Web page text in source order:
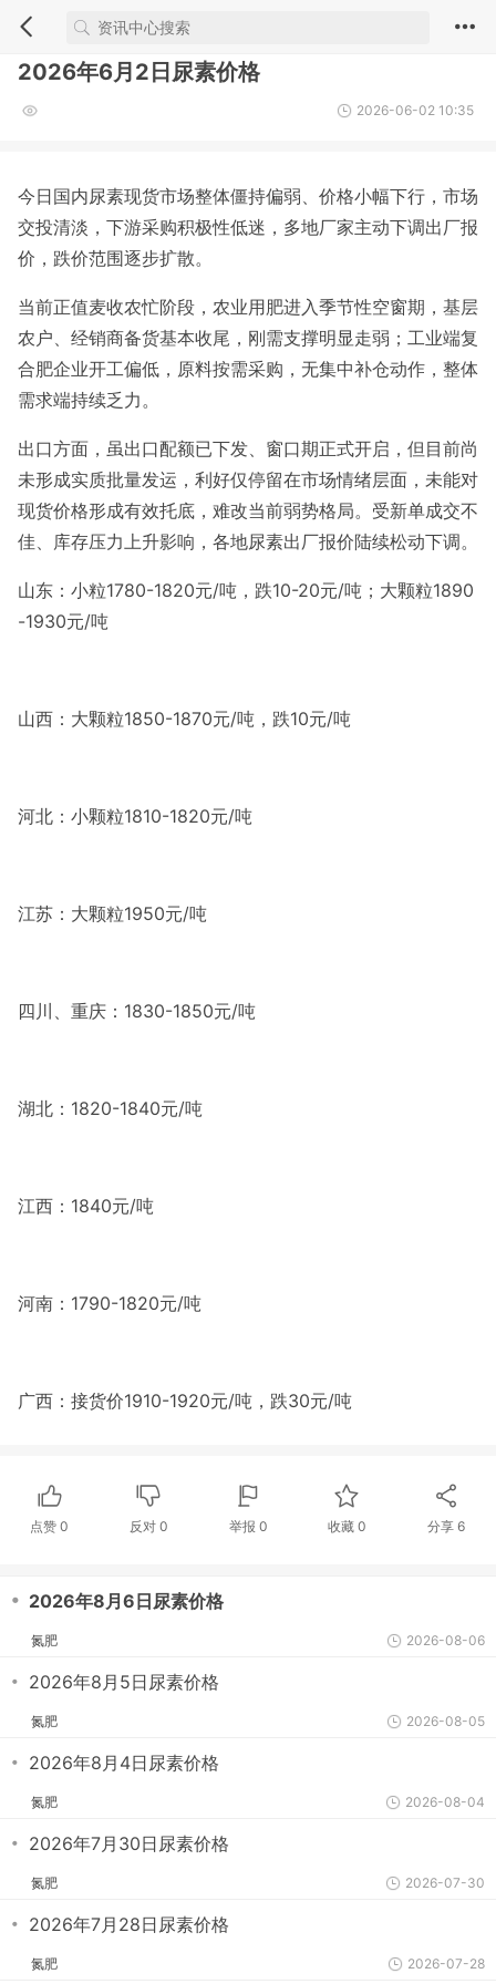
2026年6月2日尿素价格
2026-06-02 10:35
今日国内尿素现货市场整体僵持偏弱、价格小幅下行，市场
交投清淡，下游采购积极性低迷，多地厂家主动下调出厂报
价，跌价范围逐步扩散。
当前正值麦收农忙阶段，农业用肥进入季节性空窗期，基层
农户、经销商备货基本收尾，刚需支撑明显走弱；工业端复
合肥企业开工偏低，原料按需采购，无集中补仓动作，整体
需求端持续乏力。
出口方面，虽出口配额已下发、窗口期正式开启，但目前尚
未形成实质批量发运，利好仅停留在市场情绪层面，未能对
现货价格形成有效托底，难改当前弱势格局。受新单成交不
佳、库存压力上升影响，各地尿素出厂报价陆续松动下调。
山东：小粒1780-1820元/吨，跌10-20元/吨；大颗粒1890
-1930元/吨
山西：大颗粒1850-1870元/吨，跌10元/吨
河北：小颗粒1810-1820元/吨
江苏：大颗粒1950元/吨
四川、重庆：1830-1850元/吨
湖北：1820-1840元/吨
江西：1840元/吨
河南：1790-1820元/吨
广西：接货价1910-1920元/吨，跌30元/吨
点赞0 反对 0 举报 0 收藏 0 分享6
・ 2026年8月6日尿素价格
氮肥 2026-08-06
・ 2026年8月5日尿素价格
氮肥 2026-08-05
・ 2026年8月4日尿素价格
氮肥 2026-08-04
・ 2026年7月30日尿素价格
氮肥 2026-07-30
・ 2026年7月28日尿素价格
氮肥 2026-07-28